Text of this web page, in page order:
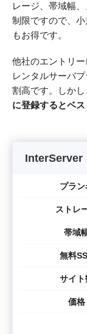
レージ、帯域幅
制限ですので、
もお得です。
他社のエントリ
レンタルサーバ
割高です。しかし
に登録するとベ
InterServer
プラン
ストレ
帯域
無料
サイト
価格